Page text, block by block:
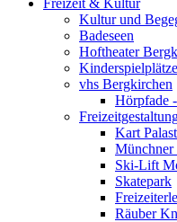
Freizeit & Kultur
Kultur und
Badeseen
Hoftheater
Kinderspielplätze
vhs Bergkirchen
Hörpfade
Kart
Münchner
Ski-Lift
Skatepark
Räuber